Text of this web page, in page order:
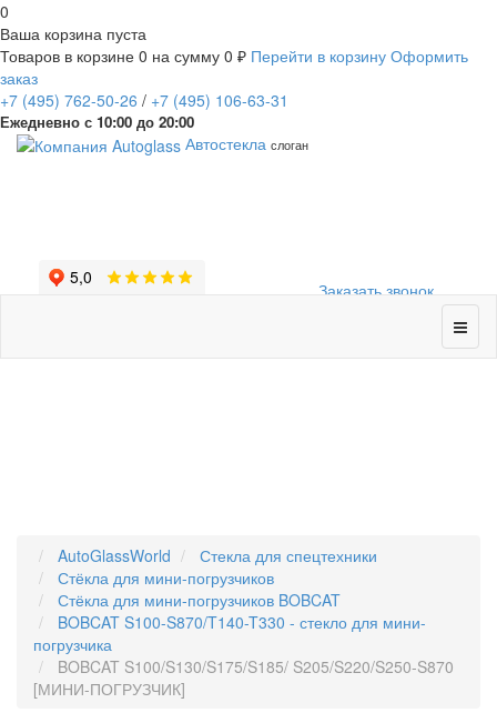
0
Ваша корзина пуста
Товаров в корзине 0 на сумму 0 ₽ Перейти в корзину Оформить
заказ
+7 (495) 762-50-26 / +7 (495) 106-63-31
Ежедневно с 10:00 до 20:00
Заказать звонок
Автостекла слоган
AutoGlassWorld
Стекла для спецтехники
Стёкла для мини-погрузчиков
Стёкла для мини-погрузчиков BOBCAT
BOBCAT S100-S870/T140-T330 - стекло для мини-
погрузчика
BOBCAT S100/S130/S175/S185/ S205/S220/S250-S870
[МИНИ-ПОГРУЗЧИК]